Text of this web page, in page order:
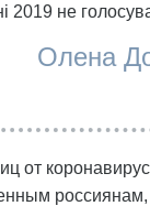
2019 не
Олена
от
россиянам,